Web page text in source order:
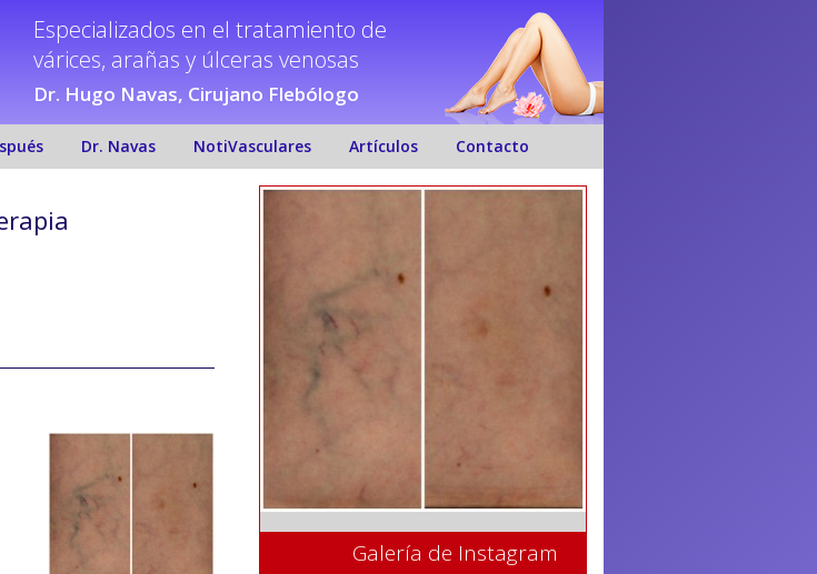
Especializados en el tratamiento de
várices, arañas y úlceras venosas
Dr. Hugo Navas, Cirujano Flebólogo
Dr. Navas NotiVasculares Artículos Contacto
Galería de Instagram